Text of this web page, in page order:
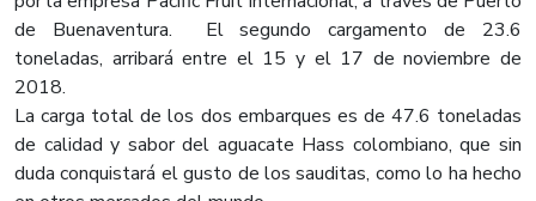
de Buenaventura. El segundo cargamento de 23.6
toneladas, arribará entre el 15 y el 17 de noviembre de
2018.
La carga total de los dos embarques es de 47.6 toneladas
de calidad y sabor del aguacate Hass colombiano, que sin
duda conquistará el gusto de los sauditas, como lo ha hecho